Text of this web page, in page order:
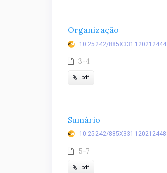
Organização
10.25242/885X331120212444
3-4
pdf
Sumário
10.25242/885X331120212448
5-7
pdf